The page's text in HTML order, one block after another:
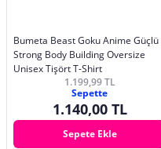
Bumeta Beast Goku Anime Güçlü
Strong Body Building Oversize
Unisex Tişört T-Shirt
1.199,99 TL
Sepette
1.140,00 TL
Sepete Ekle